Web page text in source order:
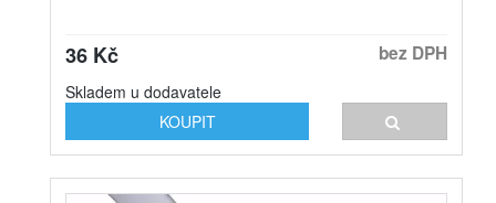
36 Kč bez DPH
Skladem u dodavatele
KOUPIT